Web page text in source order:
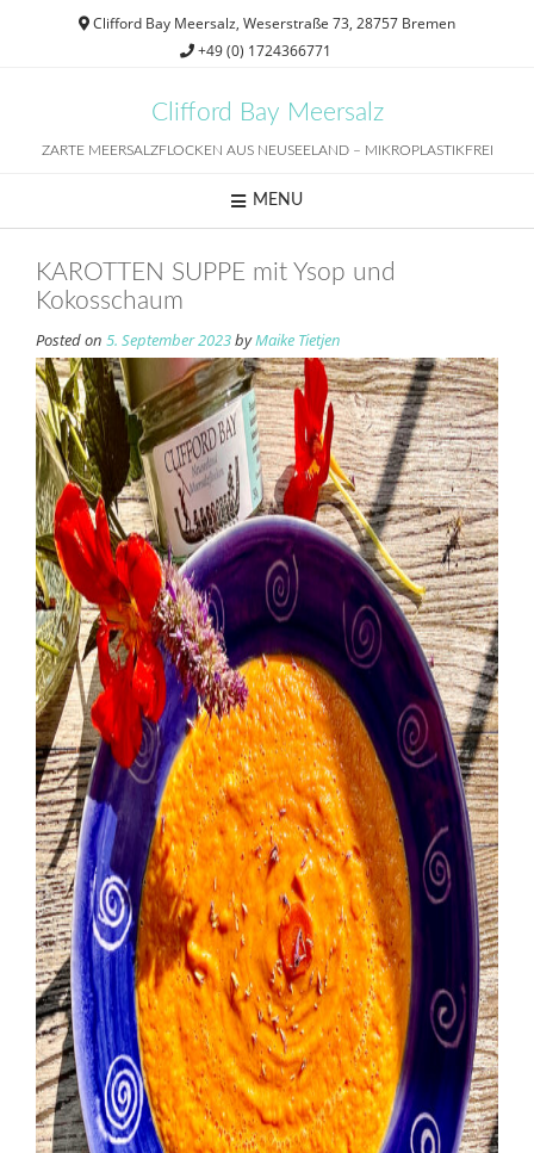
Clifford Bay Meersalz, Weserstraße 73, 28757 Bremen
+49 (0) 1724366771
Clifford Bay Meersalz
ZARTE MEERSALZFLOCKEN AUS NEUSEELAND – MIKROPLASTIKFREI
MENU
KAROTTEN SUPPE mit Ysop und
Kokosschaum
Posted on 5. September 2023byMaike Tietjen